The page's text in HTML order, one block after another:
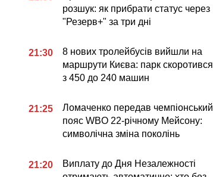
розшук: як прибрати статус через
"Резерв+" за три дні
21:30
8 нових тролейбусів вийшли на
маршрути Києва: парк скоротився
з 450 до 240 машин
21:25
Ломаченко передав чемпіонський
пояс WBO 22-річному Мейсону:
символічна зміна поколінь
21:20
Виплату до Дня Незалежності